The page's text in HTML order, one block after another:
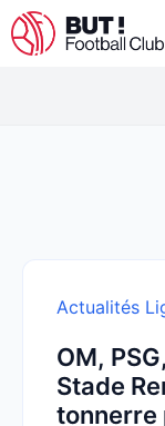
Aller
au
Actualités
OM,
Stade
tonnerre